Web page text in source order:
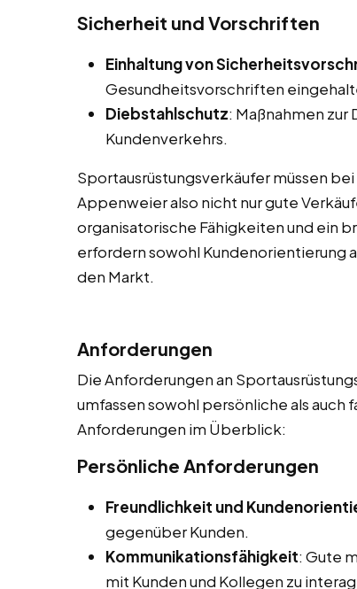
Sicherheit und Vorschriften
Einhaltung von
Gesundheitsvorschriften
Diebstahlschutz: Maßnahmen
Kundenverkehrs.
Sportausrüstungsverkäufer müssen
Appenweier also nicht nur gute
organisatorische Fähigkeiten und ein
erfordern sowohl Kundenorientierung
den Markt.
Anforderungen
Die Anforderungen an
umfassen sowohl persönliche als
Anforderungen im Überblick:
Persönliche Anforderungen
Freundlichkeit und
gegenüber Kunden.
Kommunikationsfähigkeit: Gute
mit Kunden und Kollegen zu